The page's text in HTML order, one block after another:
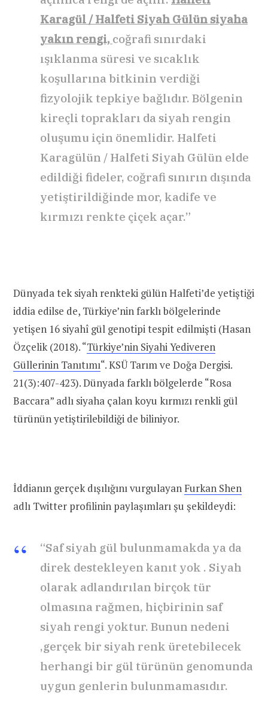
Karagül / Halfeti Siyah Gülün siyaha
yakın rengi, coğrafi sınırdaki
ışıklanma süresi ve sıcaklık
koşullarına bitkinin verdiği
fizyolojik tepkiye bağlıdır. Bölgenin
kireçli toprakları da siyah rengin
oluşumu için önemlidir. Halfeti
Karagülün / Halfeti Siyah Gülün elde
edildiği fideler, coğrafi sınırın dışında
yetiştirildiğinde mor, kadife ve
kırmızı renkte çiçek açar.”
Dünyada tek siyah renkteki gülün Halfeti’de yetiştiği
iddia edilse de, Türkiye’nin farklı bölgelerinde
yetişen 16 siyahî gül genotipi tespit edilmişti (Hasan
Özçelik (2018). “Türkiye’nin Siyahi Yediveren
Güllerinin Tanıtımı“. KSÜ Tarım ve Doğa Dergisi.
21(3):407-423). Dünyada farklı bölgelerde “Rosa
Baccara” adlı siyaha çalan koyu kırmızı renkli gül
türünün yetiştirilebildiği de biliniyor.
İddianın gerçek dışılığını vurgulayan Furkan Shen
adlı Twitter profilinin paylaşımları şu şekildeydi:
“Saf siyah gül bulunmamakda ya da
direk destekleyen kanıt yok . Siyah
olarak adlandırılan birçok tür
olmasına rağmen, hiçbirinin saf
siyah rengi yoktur. Bunun nedeni
,gerçek bir siyah renk üretebilecek
herhangi bir gül türünün genomunda
uygun genlerin bulunmamasıdır.